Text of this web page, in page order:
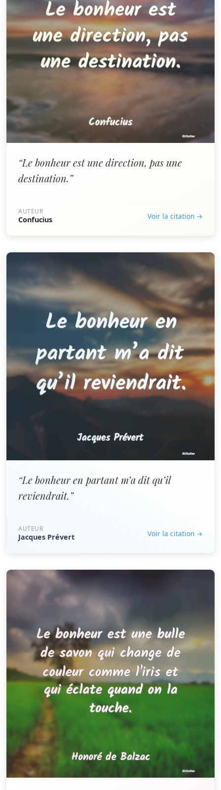
“Le bonheur est une direction, pas une
destination.”
AUTEUR
Confucius Voir la citation →
“Le bonheur en partant m’a dit qu’il
reviendrait.”
AUTEUR
Jacques Prévert Voir la citation →